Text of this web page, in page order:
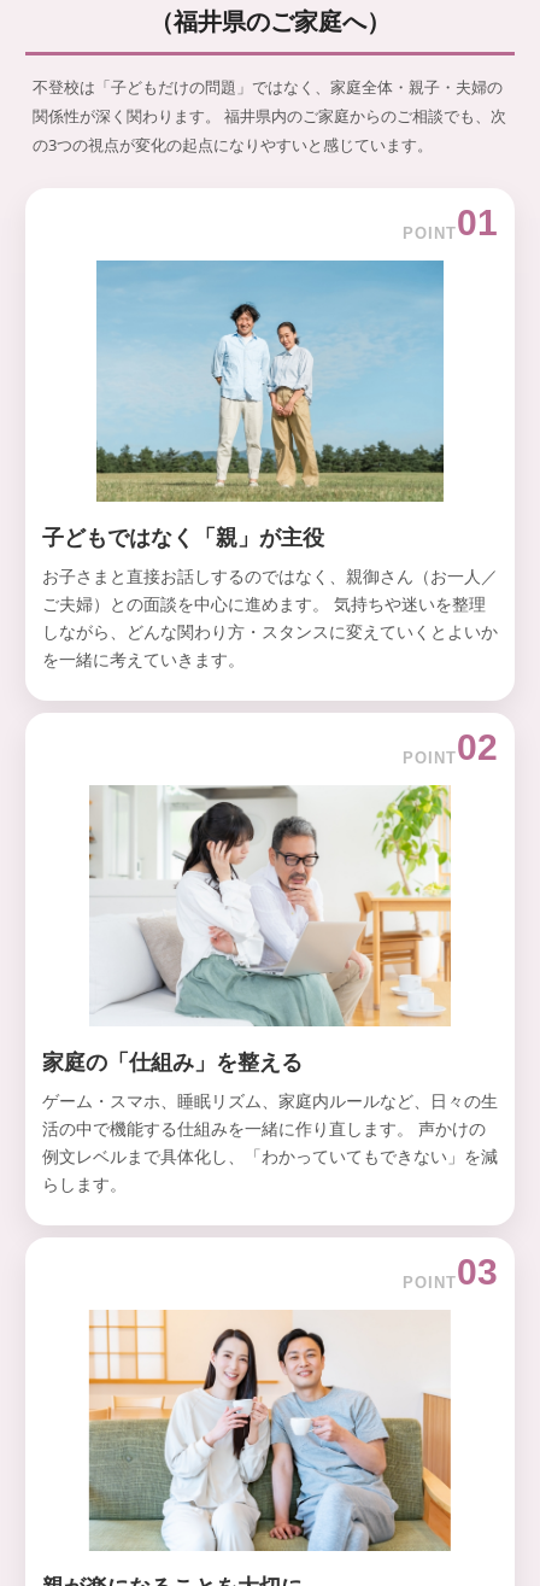
（福井県のご家庭へ）
不登校は「子どもだけの問題」ではなく、家庭全体・親子・夫婦の
関係性が深く関わります。 福井県内のご家庭からのご相談でも、次
の3つの視点が変化の起点になりやすいと感じています。
POINT01
子どもではなく「親」が主役
お子さまと直接お話しするのではなく、親御さん（お一人／
ご夫婦）との面談を中心に進めます。 気持ちや迷いを整理
しながら、どんな関わり方・スタンスに変えていくとよいか
を一緒に考えていきます。
POINT02
家庭の「仕組み」を整える
ゲーム・スマホ、睡眠リズム、家庭内ルールなど、日々の生
活の中で機能する仕組みを一緒に作り直します。 声かけの
例文レベルまで具体化し、「わかっていてもできない」を減
らします。
POINT03